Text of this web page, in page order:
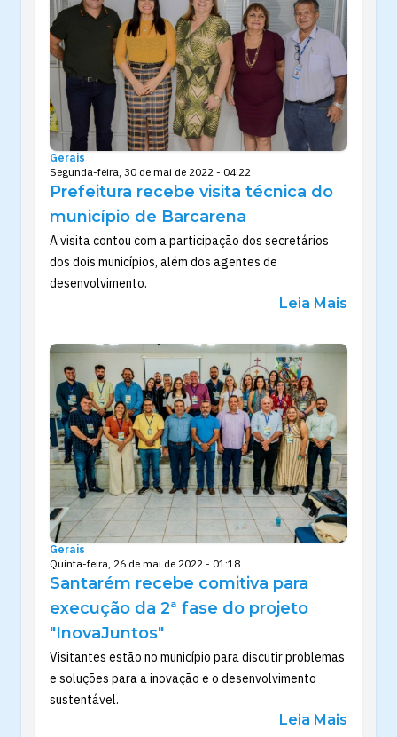
Gerais
Segunda-feira, 30 de mai de 2022 - 04:22
Prefeitura recebe visita técnica do
município de Barcarena
A visita contou com a participação dos secretários
dos dois municípios, além dos agentes de
desenvolvimento.
Leia Mais
Gerais
Quinta-feira, 26 de mai de 2022 - 01:18
Santarém recebe comitiva para
execução da 2ª fase do projeto
"InovaJuntos"
Visitantes estão no município para discutir problemas
e soluções para a inovação e o desenvolvimento
sustentável.
Leia Mais